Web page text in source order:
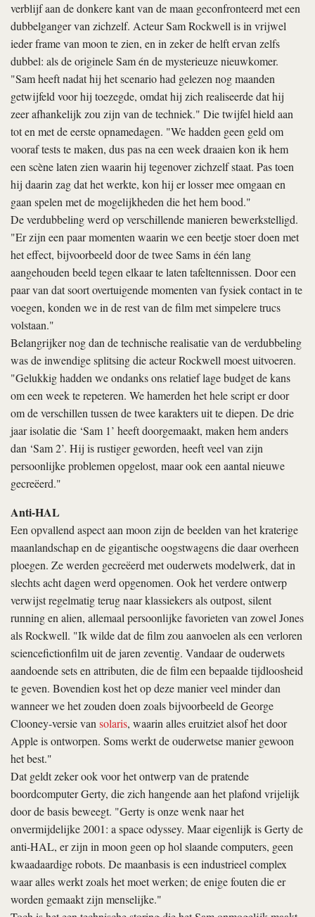
verblijf aan de donkere kant van de maan geconfronteerd met een
dubbelganger van zichzelf. Acteur Sam Rockwell is in vrijwel
ieder frame vanmoonte zien, en in zeker de helft ervan zelfs
dubbel: als de originele Sam én de mysterieuze nieuwkomer.
"Sam heeft nadat hij het scenario had gelezen nog maanden
getwijfeld voor hij toezegde, omdat hij zich realiseerde dat hij
zeer afhankelijk zou zijn van de techniek." Die twijfel hield aan
tot en met de eerste opnamedagen. "We hadden geen geld om
vooraf tests te maken, dus pas na een week draaien kon ik hem
een scène laten zien waarin hij tegenover zichzelf staat. Pas toen
hij daarin zag dat het werkte, kon hij er losser mee omgaan en
gaan spelen met de mogelijkheden die het hem bood."
De verdubbeling werd op verschillende manieren bewerkstelligd.
"Er zijn een paar momenten waarin we een beetje stoer doen met
het effect, bijvoorbeeld door de twee Sams in één lang
aangehouden beeld tegen elkaar te laten tafeltennissen. Door een
paar van dat soort overtuigende momenten van fysiek contact in te
voegen, konden we in de rest van de film met simpelere trucs
volstaan."
Belangrijker nog dan de technische realisatie van de verdubbeling
was de inwendige splitsing die acteur Rockwell moest uitvoeren.
"Gelukkig hadden we ondanks ons relatief lage budget de kans
om een week te repeteren. We hamerden het hele script er door
om de verschillen tussen de twee karakters uit te diepen. De drie
jaar isolatie die ‘Sam 1’ heeft doorgemaakt, maken hem anders
dan ‘Sam 2’. Hij is rustiger geworden, heeft veel van zijn
persoonlijke problemen opgelost, maar ook een aantal nieuwe
gecreëerd."
Anti-HAL
Een opvallend aspect aanmoonzijn de beelden van het kraterige
maanlandschap en de gigantische oogstwagens die daar overheen
ploegen. Ze werden gecreëerd met ouderwets modelwerk, dat in
slechts acht dagen werd opgenomen. Ook het verdere ontwerp
verwijst regelmatig terug naar klassiekers alsoutpost, silent
runningenalien, allemaal persoonlijke favorieten van zowel Jones
als Rockwell. "Ik wilde dat de film zou aanvoelen als een verloren
sciencefictionfilm uit de jaren zeventig. Vandaar de ouderwets
aandoende sets en attributen, die de film een bepaalde tijdloosheid
te geven. Bovendien kost het op deze manier veel minder dan
wanneer we het zouden doen zoals bijvoorbeeld de George
Clooney-versie vansolaris, waarin alles eruitziet alsof het door
Apple is ontworpen. Soms werkt de ouderwetse manier gewoon
het best."
Dat geldt zeker ook voor het ontwerp van de pratende
boordcomputer Gerty, die zich hangende aan het plafond vrijelijk
door de basis beweegt. "Gerty is onze wenk naar het
onvermijdelijke2001: a space odyssey. Maar eigenlijk is Gerty de
anti-HAL, er zijn inmoon geen op hol slaande computers, geen
kwaadaardige robots. De maanbasis is een industrieel complex
waar alles werkt zoals het moet werken; de enige fouten die er
worden gemaakt zijn menselijke."